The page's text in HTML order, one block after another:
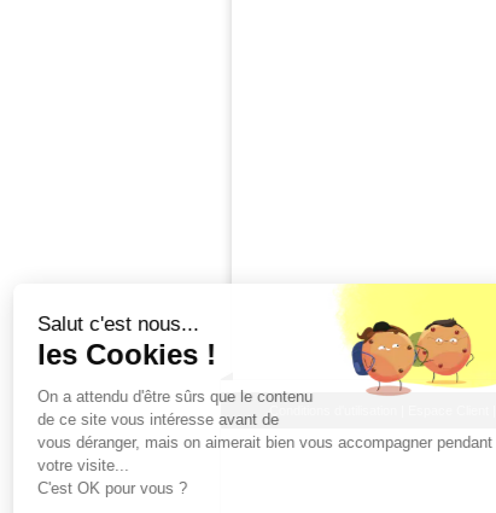
Conditions d'utilisation
Salut c'est nous...
les Cookies !
On a attendu d'être sûrs que le contenu
de ce site vous intéresse avant de
vous déranger, mais on aimerait bien vous accompagner pendant
votre visite...
C'est OK pour vous ?